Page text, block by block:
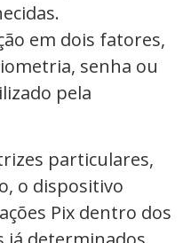
em dois fatores,
senha ou
pela
particulares,
o dispositivo
Pix dentro dos